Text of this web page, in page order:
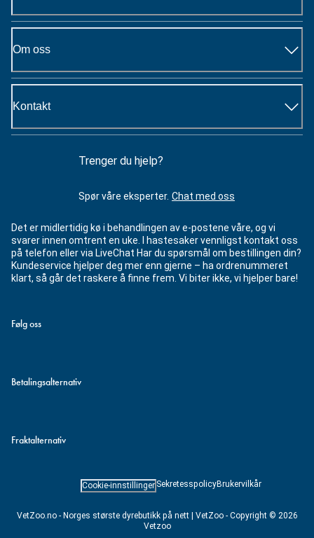
Om oss
Kontakt
Trenger du hjelp?
Spør våre eksperter. Chat med oss
Det er midlertidig kø i behandlingen av e-postene våre, og vi
svarer innen omtrent en uke. I hastesaker vennligst kontakt oss
på telefon eller via LiveChat Har du spørsmål om bestillingen din?
Kundeservice hjelper deg mer enn gjerne – ha ordrenummeret
klart, så går det raskere å finne frem. Vi biter ikke, vi hjelper bare!
Følg oss
Betalingsalternativ
Fraktalternativ
VetZoo.no - Norges største dyrebutikk på nett | VetZoo - Copyright © 2026
Vetzoo
Cookie-innstillinger SekretesspolicyBrukervilkår